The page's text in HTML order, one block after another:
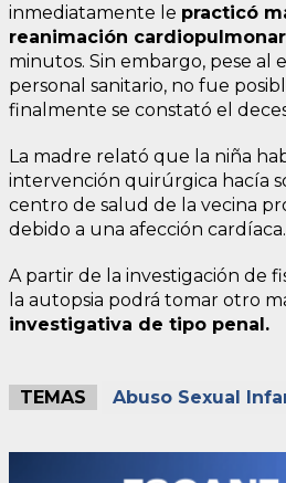
inmediatamente le practicó
reanimación cardiopulmonar
minutos. Sin embargo, pese al
personal sanitario, no fue
finalmente se constató el
La madre relató que la niña
intervención quirúrgica hacía
centro de salud de la vecina
debido a una afección cardíaca.
A partir de la investigación de
la autopsia podrá tomar otro
investigativa de tipo penal.
TEMAS Abuso Sexual